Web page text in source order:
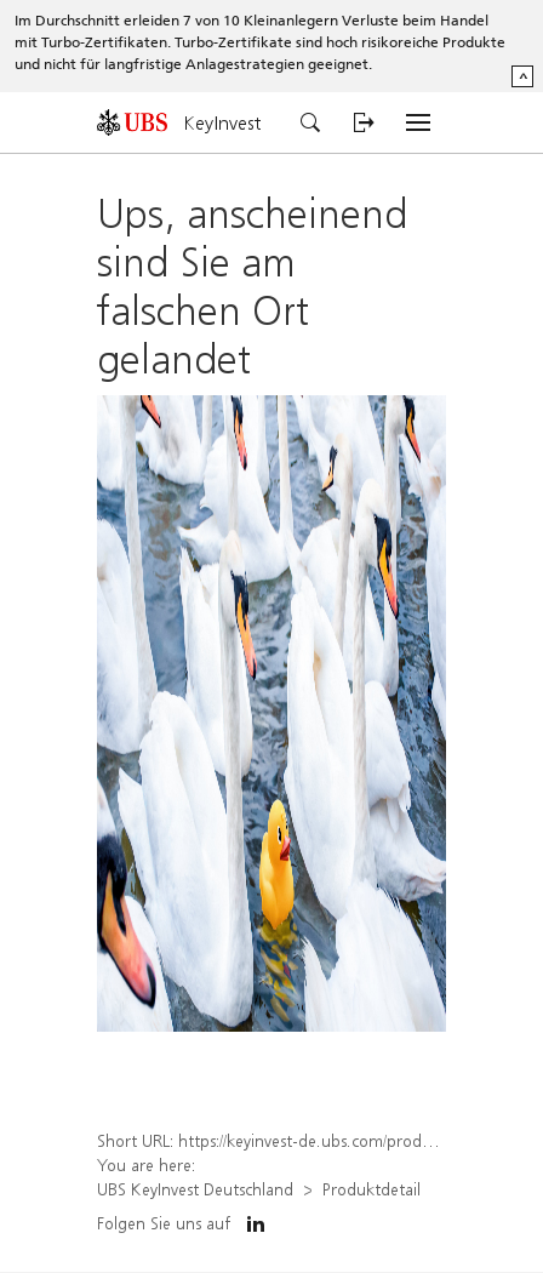
Im Durchschnitt erleiden 7 von 10 Kleinanlegern Verluste beim Handel
mit Turbo-Zertifikaten. Turbo-Zertifikate sind hoch risikoreiche Produkte
und nicht für langfristige Anlagestrategien geeignet.
^
KeyInvest
Ups, anscheinend
sind Sie am
falschen Ort
gelandet
Short URL: https://keyinvest-de.ubs.com/produkt/detail/index/isin/DE000WA63WJ2
You are here:
UBS KeyInvest Deutschland
Produktdetail
Folgen Sie uns auf